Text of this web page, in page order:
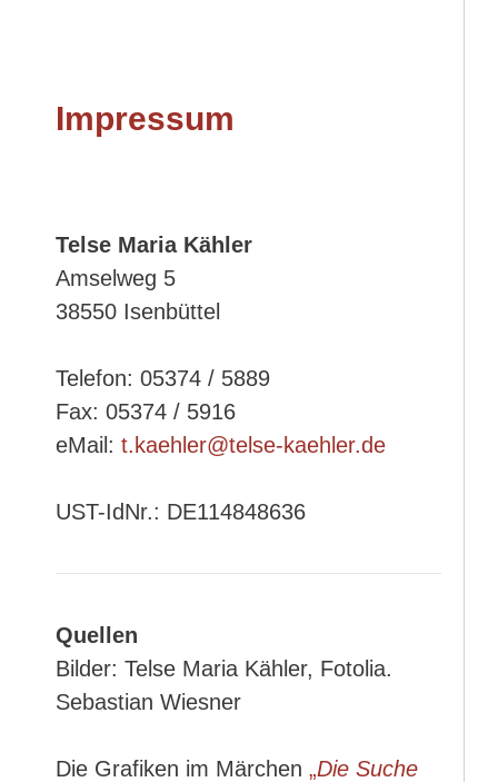
Impressum
Telse Maria Kähler
Amselweg 5
38550 Isenbüttel
Telefon: 05374 / 5889
Fax: 05374 / 5916
eMail: t.kaehler@telse-kaehler.de
UST-IdNr.: DE114848636
Quellen
Bilder: Telse Maria Kähler, Fotolia.
Sebastian Wiesner
Die Grafiken im Märchen „Die Suche